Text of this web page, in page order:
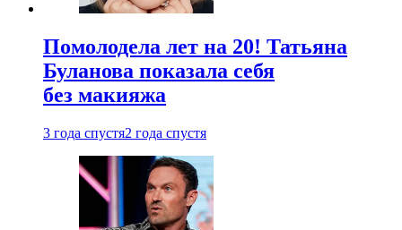
Помолодела лет на 20! Татьяна
Буланова показала себя
без макияжа
3 года спустя2 года спустя